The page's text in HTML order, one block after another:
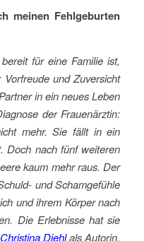
meinen Fehlgeburten
für eine Familie ist,
und Zuversicht
in ein neues Leben
der Frauenärztin:
mehr. Sie fällt in ein
Doch nach fünf weiteren
kaum mehr raus. Der
und Schamgefühle
und ihrem Körper nach
Die Erlebnisse hat sie
Christina Diehlals Autorin,